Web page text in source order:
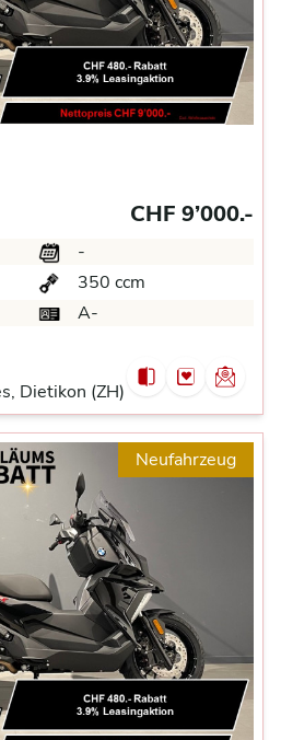
CHF 9’000.-
-
350 ccm
A-
Dietikon (ZH)
Neufahrzeug